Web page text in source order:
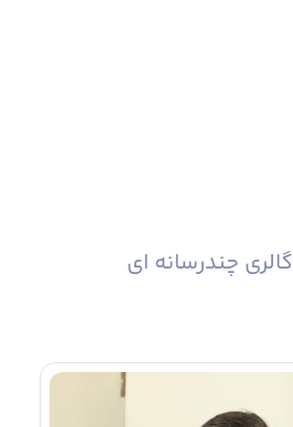
گالری چندرسانه ای